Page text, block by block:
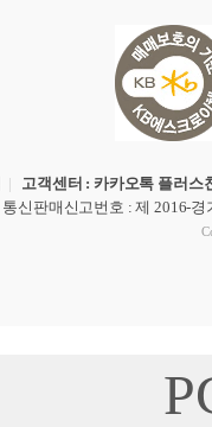
| 고객센터 : 카카오톡 플러스
통신판매신고번호 : 제 2016-